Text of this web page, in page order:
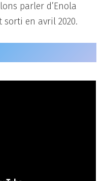
parler d’Enola
en avril 2020.